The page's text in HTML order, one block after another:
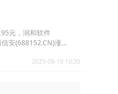
元，润和软件
安(688152.CN)涨
2025-08-19 10:30